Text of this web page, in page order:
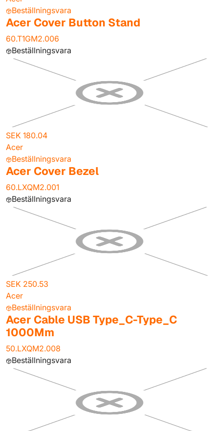
Beställningsvara
Acer Cover Button Stand
60.T1GM2.006
Beställningsvara
SEK 180.04
Acer
Beställningsvara
Acer Cover Bezel
60.LXQM2.001
Beställningsvara
SEK 250.53
Acer
Beställningsvara
Acer Cable USB Type_C-Type_C
1000Mm
50.LXQM2.008
Beställningsvara